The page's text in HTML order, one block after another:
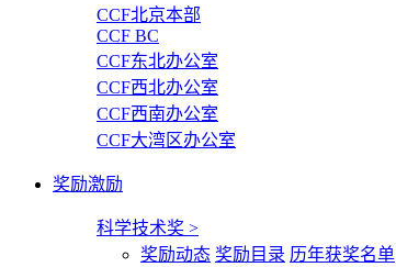
CCF北京本部
CCF BC
CCF东北办公室
CCF西北办公室
CCF西南办公室
CCF大湾区办公室
奖励激励
科学技术奖 >
奖励动态 奖励目录 历年获奖名单